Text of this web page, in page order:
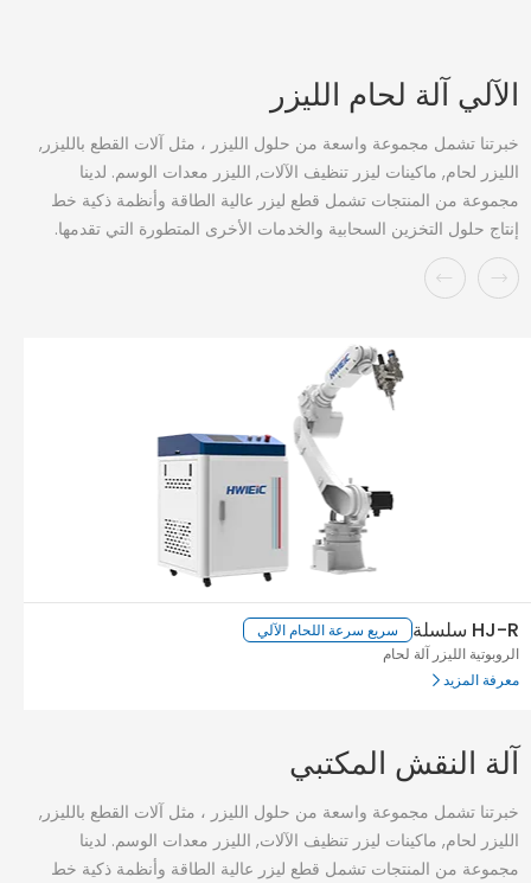
الآلي آلة لحام الليزر
خبرتنا تشمل مجموعة واسعة من حلول الليزر ، مثل آلات القطع بالليزر,
الليزر لحام, ماكينات ليزر تنظيف الآلات, الليزر معدات الوسم. لدينا
مجموعة من المنتجات تشمل قطع ليزر عالية الطاقة وأنظمة ذكية خط
إنتاج حلول التخزين السحابية والخدمات الأخرى المتطورة التي تقدمها.
HJ-R سلسلة
سريع سرعة اللحام الآلي
الروبوتية الليزر آلة لحام
معرفة المزيد
آلة النقش المكتبي
خبرتنا تشمل مجموعة واسعة من حلول الليزر ، مثل آلات القطع بالليزر,
الليزر لحام, ماكينات ليزر تنظيف الآلات, الليزر معدات الوسم. لدينا
مجموعة من المنتجات تشمل قطع ليزر عالية الطاقة وأنظمة ذكية خط